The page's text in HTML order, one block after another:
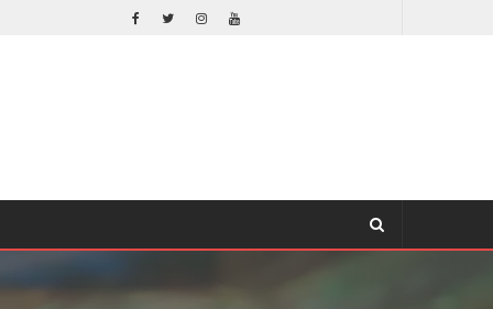
ORLANDO BLOOM AFIRMA HABER RECHAZADO SER BATMAN